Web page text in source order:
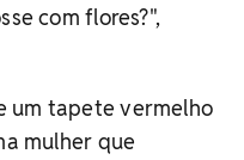
com flores?",
um tapete vermelho
mulher que